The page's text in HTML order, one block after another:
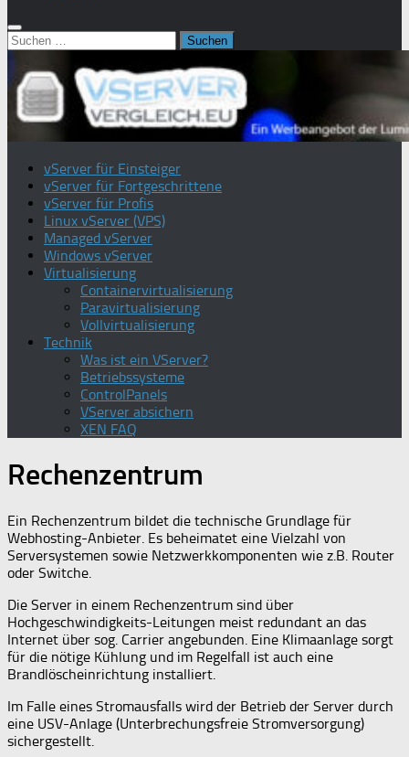
Suchen
nach:
vServer für Einsteiger
vServer für Fortgeschrittene
vServer für Profis
Linux vServer (VPS)
Managed vServer
Windows vServer
Virtualisierung
Containervirtualisierung
Paravirtualisierung
Vollvirtualisierung
Technik
Was ist ein VServer?
Betriebssysteme
ControlPanels
VServer absichern
XEN FAQ
Rechenzentrum
Ein Rechenzentrum bildet die technische Grundlage für
Webhosting-Anbieter. Es beheimatet eine Vielzahl von
Serversystemen sowie Netzwerkkomponenten wie z.B. Router
oder Switche.
Die Server in einem Rechenzentrum sind über
Hochgeschwindigkeits-Leitungen meist redundant an das
Internet über sog. Carrier angebunden. Eine Klimaanlage sorgt
für die nötige Kühlung und im Regelfall ist auch eine
Brandlöscheinrichtung installiert.
Im Falle eines Stromausfalls wird der Betrieb der Server durch
eine USV-Anlage (Unterbrechungsfreie Stromversorgung)
sichergestellt.